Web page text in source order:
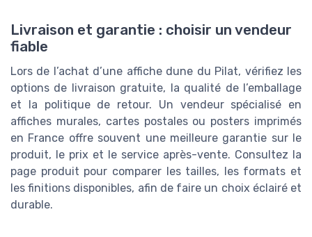
Livraison et garantie : choisir un vendeur
fiable
Lors de l’achat d’une affiche dune du Pilat, vérifiez les
options de livraison gratuite, la qualité de l’emballage
et la politique de retour. Un vendeur spécialisé en
affiches murales, cartes postales ou posters imprimés
en France offre souvent une meilleure garantie sur le
produit, le prix et le service après-vente. Consultez la
page produit pour comparer les tailles, les formats et
les finitions disponibles, afin de faire un choix éclairé et
durable.